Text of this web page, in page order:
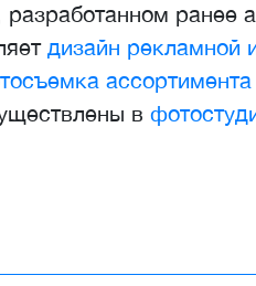
ранее
дизайн рекламной
в